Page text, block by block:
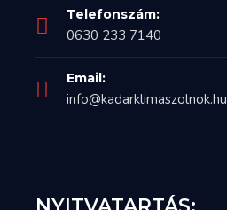
Telefonszám:
0630 233 7140
Email:
info@kadarklimaszolnok.hu